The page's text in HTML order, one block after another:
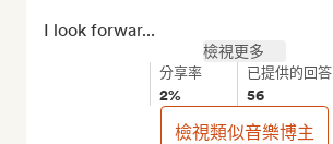
I look forwar...
檢視更多
分享率
2%
已提供的回答
56
檢視類似音樂博主